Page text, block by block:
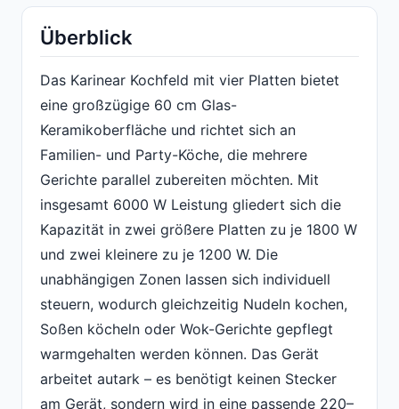
Überblick
Das Karinear Kochfeld mit vier Platten bietet
eine großzügige 60 cm Glas-
Keramikoberfläche und richtet sich an
Familien- und Party-Köche, die mehrere
Gerichte parallel zubereiten möchten. Mit
insgesamt 6000 W Leistung gliedert sich die
Kapazität in zwei größere Platten zu je 1800 W
und zwei kleinere zu je 1200 W. Die
unabhängigen Zonen lassen sich individuell
steuern, wodurch gleichzeitig Nudeln kochen,
Soßen köcheln oder Wok-Gerichte gepflegt
warmgehalten werden können. Das Gerät
arbeitet autark – es benötigt keinen Stecker
am Gerät, sondern wird in eine passende 220–